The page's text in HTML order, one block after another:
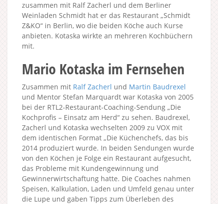
zusammen mit Ralf Zacherl und dem Berliner
Weinladen Schmidt hat er das Restaurant „Schmidt
Z&KO“ in Berlin, wo die beiden Köche auch Kurse
anbieten. Kotaska wirkte an mehreren Kochbüchern
mit.
Mario Kotaska im Fernsehen
Zusammen mit Ralf Zacherl und Martin Baudrexel
und Mentor Stefan Marquardt war Kotaska von 2005
bei der RTL2-Restaurant-Coaching-Sendung „Die
Kochprofis – Einsatz am Herd“ zu sehen. Baudrexel,
Zacherl und Kotaska wechselten 2009 zu VOX mit
dem identischen Format „Die Küchenchefs, das bis
2014 produziert wurde. In beiden Sendungen wurde
von den Köchen je Folge ein Restaurant aufgesucht,
das Probleme mit Kundengewinnung und
Gewinnerwirtschaftung hatte. Die Coaches nahmen
Speisen, Kalkulation, Laden und Umfeld genau unter
die Lupe und gaben Tipps zum Überleben des